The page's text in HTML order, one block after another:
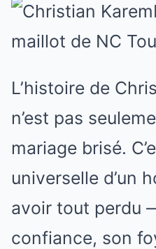
L’histoire de
n’est pas
mariage brisé.
universelle d’un
avoir tout perdu
confiance, son